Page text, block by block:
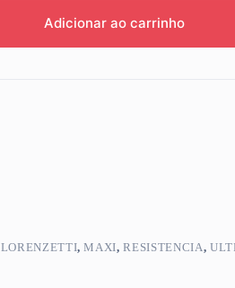
Adicionar ao carrinho
LORENZETTI,MAXI,RESISTENCIA,